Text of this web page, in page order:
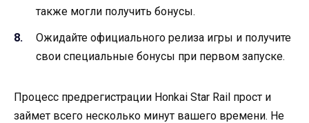
также могли получить бонусы.
Ожидайте официального релиза игры и получите
свои специальные бонусы при первом запуске.
Процесс предрегистрации Honkai Star Rail прост и
займет всего несколько минут вашего времени. Не